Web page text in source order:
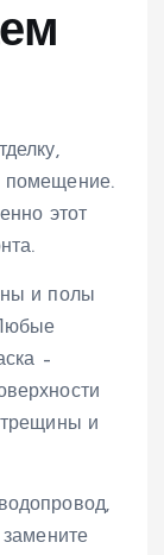
помещение.
этот
и полы
–
трещины и